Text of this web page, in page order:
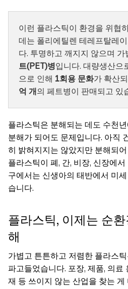
이런 플라스틱이 환경을 위협
데는 폴리에틸렌 테레프탈레
다. 투명하고 깨지지 않으며
트(PET)병입니다. 대량생산으
으로 인해 1회용 문화가 확산
억 개 의 페트병이 판매되고 있
플라스틱은 분해되는 데도 수천
분해가 되어도 문제입니다. 아직
히 밝혀지지는 않았지만 분해되
플라스틱이 폐, 간, 비장, 신장에
구에서는 신생아의 태반에서 미
습니다.
플라스틱, 이제는 순
해
가볍고 튼튼하고 저렴한 플라스
파고들었습니다. 포장, 제품, 의료
재 등 쓰이지 않는 산업을 찾는